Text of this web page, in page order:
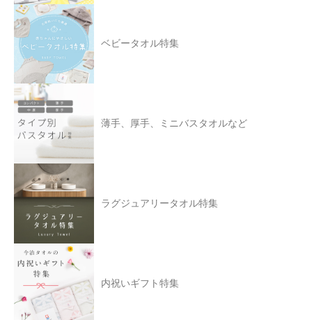
ベビータオル特集
薄手、厚手、ミニバスタオルなど
ラグジュアリータオル特集
内祝いギフト特集